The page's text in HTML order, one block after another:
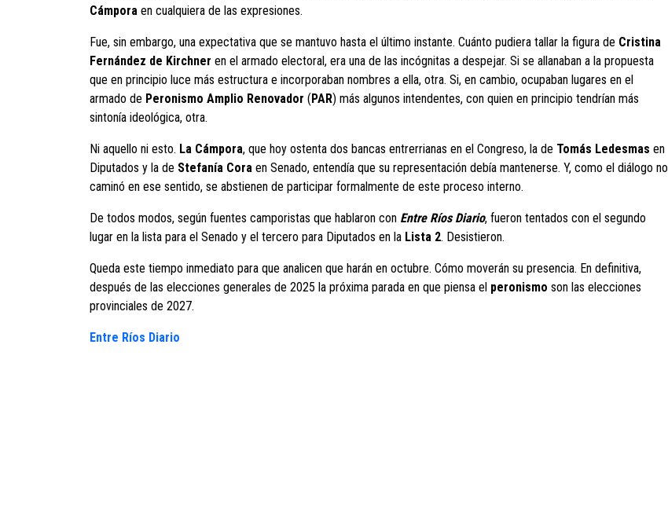
Cámpora en cualquiera de las expresiones.
Fue, sin embargo, una expectativa que se mantuvo hasta el último instante. Cuánto pudiera tallar la figura de Cristina
Fernández de Kirchner en el armado electoral, era una de las incógnitas a despejar. Si se allanaban a la propuesta
que en principio luce más estructura e incorporaban nombres a ella, otra. Si, en cambio, ocupaban lugares en el
armado de Peronismo Amplio Renovador (PAR) más algunos intendentes, con quien en principio tendrían más
sintonía ideológica, otra.
Ni aquello ni esto. La Cámpora, que hoy ostenta dos bancas entrerrianas en el Congreso, la de Tomás Ledesmas en
Diputados y la de Stefanía Cora en Senado, entendía que su representación debía mantenerse. Y, como el diálogo no
caminó en ese sentido, se abstienen de participar formalmente de este proceso interno.
De todos modos, según fuentes camporistas que hablaron con Entre Ríos Diario, fueron tentados con el segundo
lugar en la lista para el Senado y el tercero para Diputados en la Lista 2. Desistieron.
Queda este tiempo inmediato para que analicen que harán en octubre. Cómo moverán su presencia. En definitiva,
después de las elecciones generales de 2025 la próxima parada en que piensa el peronismo son las elecciones
provinciales de 2027.
Entre Ríos Diario